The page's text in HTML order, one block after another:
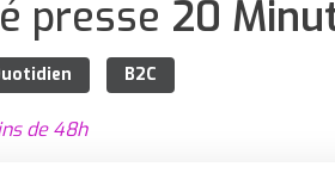
presse 20
B2C
de 48h